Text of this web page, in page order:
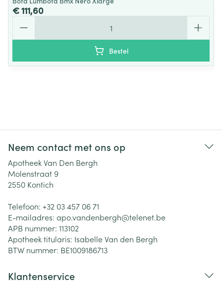
€ 111,60
Bestel
Neem contact met ons op
Apotheek Van Den Bergh
Molenstraat 9
2550 Kontich
Telefoon: +32 03 457 06 71
E-mailadres: apo.vandenbergh@telenet.be
APB nummer: 113102
Apotheek titularis: Isabelle Van den Bergh
BTW nummer: BE1009186713
Klantenservice